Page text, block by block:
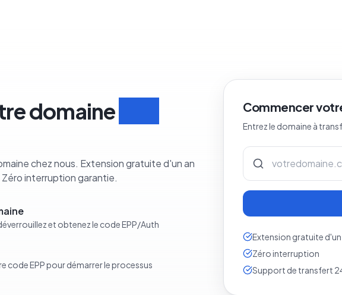
domaine
chez nous. Extension gratuite d'un an
interruption garantie.
et obtenez le code EPP/Auth
code EPP pour démarrer le processus
Commencer
Entrez le domaine à
Extension gratuite d'un
Zéro interruption
Support de transfert